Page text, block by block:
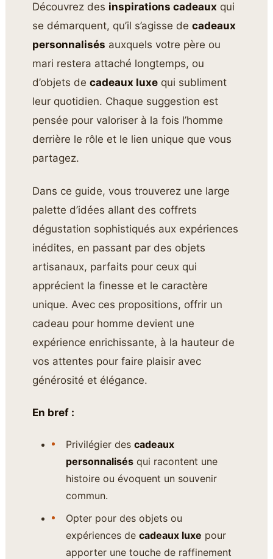
Découvrez des inspirations cadeaux qui
se démarquent, qu’il s’agisse decadeaux
personnalisés auxquels votre père ou
mari restera attaché longtemps, ou
d’objets decadeaux luxe qui subliment
leur quotidien. Chaque suggestion est
pensée pour valoriser à la fois l’homme
derrière le rôle et le lien unique que vous
partagez.
Dans ce guide, vous trouverez une large
palette d’idées allant des coffrets
dégustation sophistiqués aux expériences
inédites, en passant par des objets
artisanaux, parfaits pour ceux qui
apprécient la finesse et le caractère
unique. Avec ces propositions, offrir un
cadeau pour homme devient une
expérience enrichissante, à la hauteur de
vos attentes pour faire plaisir avec
générosité et élégance.
En bref :
Privilégier des cadeaux
personnalisésqui racontent une
histoire ou évoquent un souvenir
commun.
Opter pour des objets ou
expériences de cadeaux luxe pour
apporter une touche de raffinement